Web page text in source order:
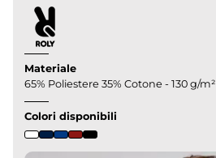
Materiale
65% Poliestere 35% Cotone - 130 g/m²
Colori disponibili